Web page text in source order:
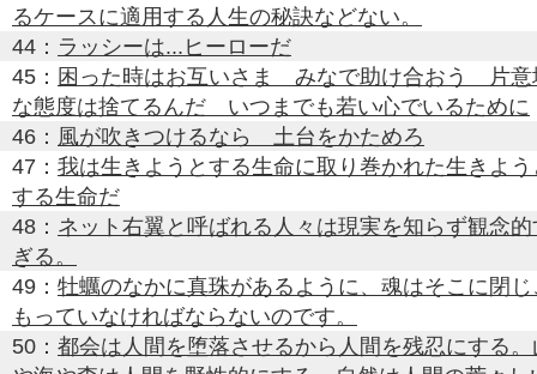
るケースに適用する人生の秘訣などない。
44： ラッシーは...ヒーローだ
45： 困った時はお互いさま みなで助け合おう 片意
な態度は捨てるんだ いつまでも若い心でいるために
46： 風が吹きつけるなら 土台をかためろ
47： 我は生きようとする生命に取り巻かれた生きよう
する生命だ
48： ネット右翼と呼ばれる人々は現実を知らず観念的
ぎる。
49： 牡蠣のなかに真珠があるように、魂はそこに閉じ
もっていなければならないのです。
50： 都会は人間を堕落させるから人間を残忍にする。